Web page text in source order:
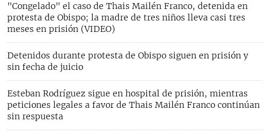
"Congelado" el caso de Thais Mailén Franco, detenida en
protesta de Obispo; la madre de tres niños lleva casi tres
meses en prisión (VIDEO)
Detenidos durante protesta de Obispo siguen en prisión y
sin fecha de juicio
Esteban Rodríguez sigue en hospital de prisión, mientras
peticiones legales a favor de Thais Mailén Franco continúan
sin respuesta